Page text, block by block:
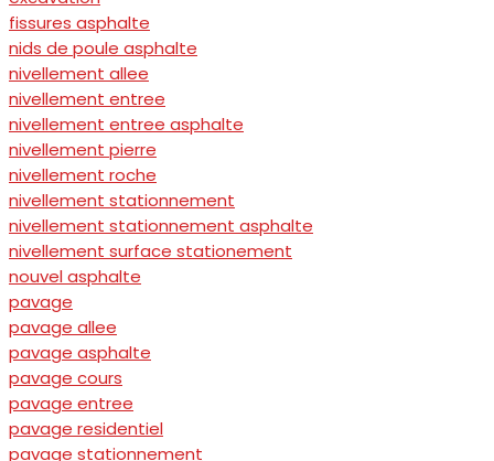
fissures asphalte
nids de poule asphalte
nivellement allee
nivellement entree
nivellement entree asphalte
nivellement pierre
nivellement roche
nivellement stationnement
nivellement stationnement asphalte
nivellement surface stationement
nouvel asphalte
pavage
pavage allee
pavage asphalte
pavage cours
pavage entree
pavage residentiel
pavage stationnement